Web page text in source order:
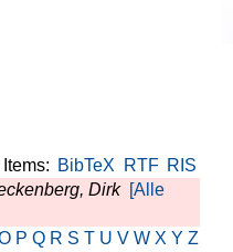
Items: BibTeX RTF RIS
Dirk [Alle
P Q R S T U V W X Y Z